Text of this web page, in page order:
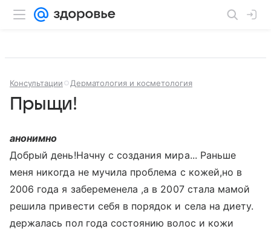
Консультации Дерматология и косметология
Прыщи!
анонимно
Добрый день!Начну с создания мира... Раньше
меня никогда не мучила проблема с кожей,но в
2006 года я забеременела ,а в 2007 стала мамой
решила привести себя в порядок и села на диету.
держалась пол года состоянию волос и кожи